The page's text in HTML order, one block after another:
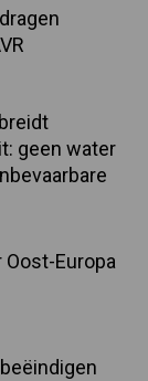
geen water
Oost-Europa